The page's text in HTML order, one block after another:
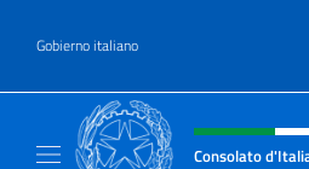
Gobierno italiano
Encabezado del
Consolato